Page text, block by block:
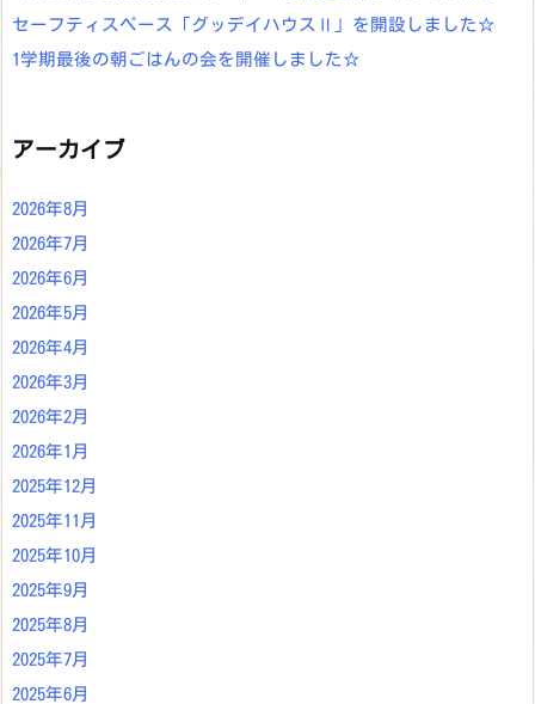
セーフティスペース「グッデイハウスⅡ」を開設しました☆
1学期最後の朝ごはんの会を開催しました☆
アーカイブ
2026年8月
2026年7月
2026年6月
2026年5月
2026年4月
2026年3月
2026年2月
2026年1月
2025年12月
2025年11月
2025年10月
2025年9月
2025年8月
2025年7月
2025年6月